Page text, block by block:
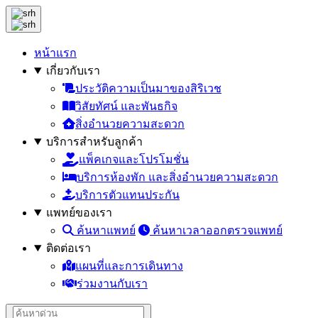
หน้าแรก
เกี่ยวกับเรา
ประวัติความเป็นมาของสิริเวช
วิสัยทัศน์ และพันธกิจ
สิ่งอำนวยความสะดวก
บริการสำหรับลูกค้า
แพ็คเกจและโปรโมชั่น
บริการห้องพัก และสิ่งอำนวยความสะดวก
บริการตัวแทนประกัน
แพทย์ของเรา
ค้นหาแพทย์
ค้นหาเวลาออกตรวจแพทย์
ติดต่อเรา
แผนที่และการเดินทาง
ร่วมงานกับเรา